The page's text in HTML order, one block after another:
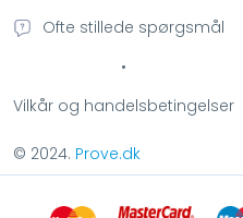
Ofte stillede spørgsmål
•
Vilkår og handelsbetingelser
© 2024. Prove.dk